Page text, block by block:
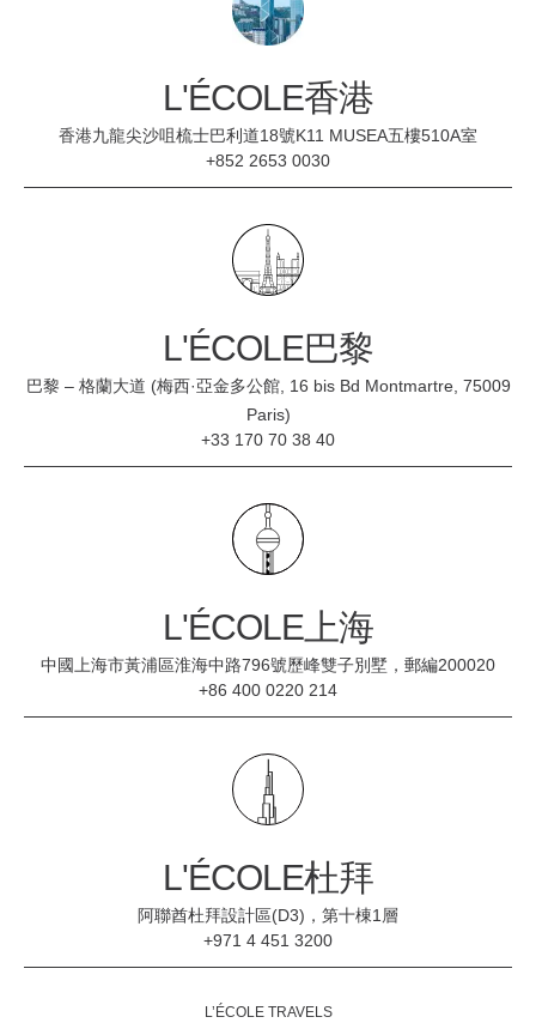
L'ÉCOLE香港
香港九龍尖沙咀梳士巴利道18號K11 MUSEA五樓510A室
+852 2653 0030
L'ÉCOLE巴黎
巴黎 – 格蘭大道 (梅西·亞金多公館, 16 bis Bd Montmartre, 75009
Paris)
+33 170 70 38 40
L'ÉCOLE上海
中國上海市黃浦區淮海中路796號歷峰雙子別墅，郵編200020
+86 400 0220 214
L'ÉCOLE杜拜
阿聯酋杜拜設計區(D3)，第十棟1層
+971 4 451 3200
L’ÉCOLE TRAVELS